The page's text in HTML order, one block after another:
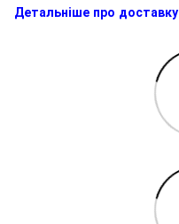
Детальніше про доставку